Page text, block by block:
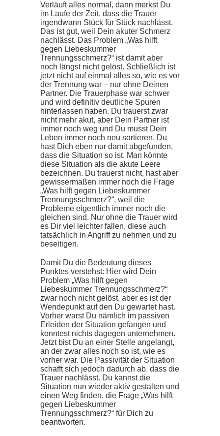
Verläuft alles normal, dann merkst Du
im Laufe der Zeit, dass die Trauer
irgendwann Stück für Stück nachlässt.
Das ist gut, weil Dein akuter Schmerz
nachlässt. Das Problem „Was hilft
gegen Liebeskummer
Trennungsschmerz?“ ist damit aber
noch längst nicht gelöst. Schließlich ist
jetzt nicht auf einmal alles so, wie es vor
der Trennung war – nur ohne Deinen
Partner. Die Trauerphase war schwer
und wird definitiv deutliche Spuren
hinterlassen haben. Du trauerst zwar
nicht mehr akut, aber Dein Partner ist
immer noch weg und Du musst Dein
Leben immer noch neu sortieren. Du
hast Dich eben nur damit abgefunden,
dass die Situation so ist. Man könnte
diese Situation als die akute Leere
bezeichnen. Du trauerst nicht, hast aber
gewissermaßen immer noch die Frage
„Was hilft gegen Liebeskummer
Trennungsschmerz?“, weil die
Probleme eigentlich immer noch die
gleichen sind. Nur ohne die Trauer wird
es Dir viel leichter fallen, diese auch
tatsächlich in Angriff zu nehmen und zu
beseitigen.
Damit Du die Bedeutung dieses
Punktes verstehst: Hier wird Dein
Problem „Was hilft gegen
Liebeskummer Trennungsschmerz?“
zwar noch nicht gelöst, aber es ist der
Wendepunkt auf den Du gewartet hast.
Vorher warst Du nämlich im passiven
Erleiden der Situation gefangen und
konntest nichts dagegen unternehmen.
Jetzt bist Du an einer Stelle angelangt,
an der zwar alles noch so ist, wie es
vorher war. Die Passivität der Situation
schafft sich jedoch dadurch ab, dass die
Trauer nachlässt. Du kannst die
Situation nun wieder aktiv gestalten und
einen Weg finden, die Frage „Was hilft
gegen Liebeskummer
Trennungsschmerz?“ für Dich zu
beantworten.